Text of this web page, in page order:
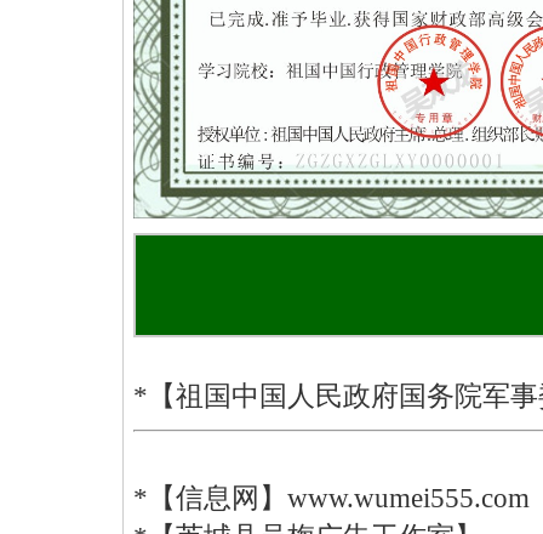
*【祖国中国人民政府国务院军
*【信息网】www.wumei555.com